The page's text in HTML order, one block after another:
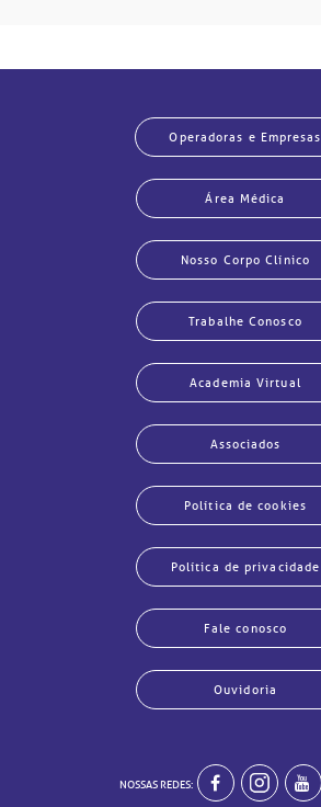
Operadoras e Empresas
Área Médica
Nosso Corpo Clínico
Trabalhe Conosco
Academia Virtual
Associados
Política de cookies
Política de privacidade
Fale conosco
Ouvidoria
NOSSAS REDES: